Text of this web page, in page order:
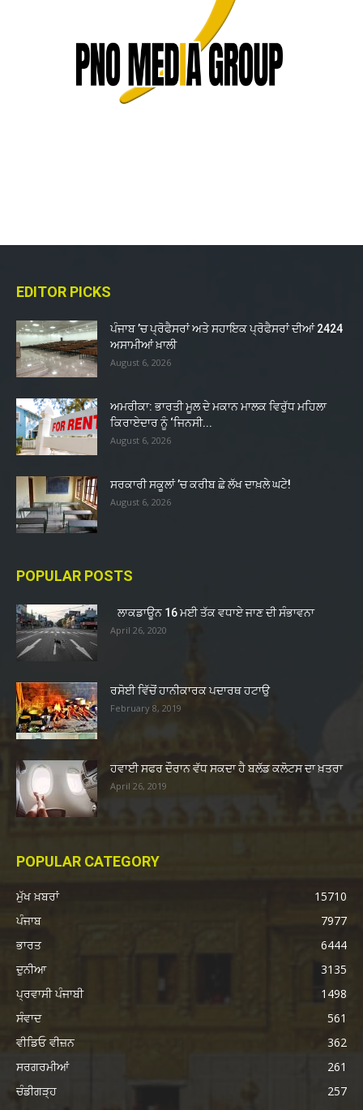
EDITOR PICKS
ਪੰਜਾਬ ’ਚ ਪ੍ਰੋਫੈਸਰਾਂ ਅਤੇ ਸਹਾਇਕ ਪ੍ਰੋਫੈਸਰਾਂ ਦੀਆਂ 2424
ਅਸਾਮੀਆਂ ਖ਼ਾਲੀ
August 6, 2026
ਅਮਰੀਕਾ: ਭਾਰਤੀ ਮੂਲ ਦੇ ਮਕਾਨ ਮਾਲਕ ਵਿਰੁੱਧ ਮਹਿਲਾ
ਕਿਰਾਏਦਾਰ ਨੂੰ ‘ਜਿਨਸੀ...
August 6, 2026
ਸਰਕਾਰੀ ਸਕੂਲਾਂ ’ਚ ਕਰੀਬ ਛੇ ਲੱਖ ਦਾਖ਼ਲੇ ਘਟੇ!
August 6, 2026
POPULAR POSTS
ਲਾਕਡਾਊਨ 16 ਮਈ ਤੱਕ ਵਧਾਏ ਜਾਣ ਦੀ ਸੰਭਾਵਨਾ
April 26, 2020
ਰਸੋਈ ਵਿੱਚੋਂ ਹਾਨੀਕਾਰਕ ਪਦਾਰਥ ਹਟਾਉ
February 8, 2019
ਹਵਾਈ ਸਫਰ ਦੌਰਾਨ ਵੱਧ ਸਕਦਾ ਹੈ ਬਲੱਡ ਕਲੋਟਸ ਦਾ ਖ਼ਤਰਾ
April 26, 2019
POPULAR CATEGORY
ਮੁੱਖ ਖ਼ਬਰਾਂ
15710
ਪੰਜਾਬ
7977
ਭਾਰਤ
6444
ਦੁਨੀਆ
3135
ਪ੍ਰਵਾਸੀ ਪੰਜਾਬੀ
1498
ਸੰਵਾਦ
561
ਵੀਡਿਓ ਵੀਜ਼ਨ
362
ਸਰਗਰਮੀਆਂ
261
ਚੰਡੀਗੜ੍ਹ
257